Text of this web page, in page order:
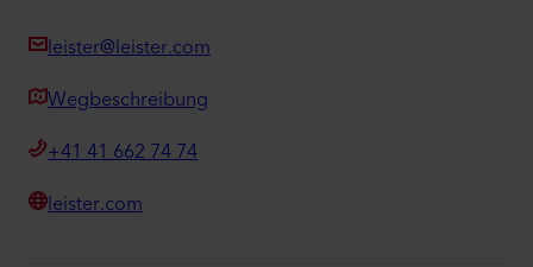
leister@leister.com
Wegbeschreibung
+41 41 662 74 74
leister.com